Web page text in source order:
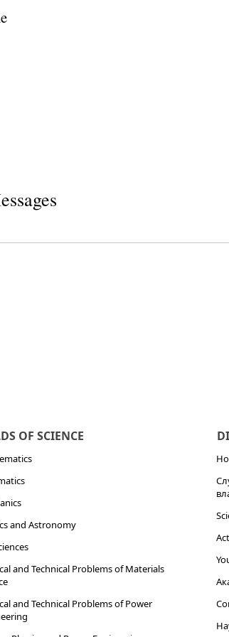
OF SCIENCE
and Astronomy
and Technical Problems of Materials
and Technical Problems of Power